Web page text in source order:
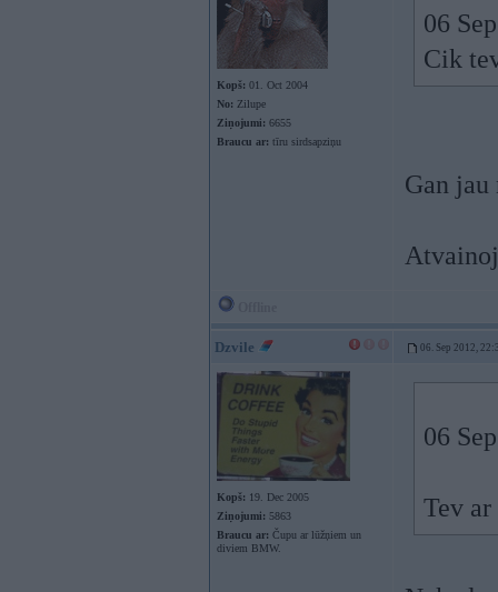
Kopš: 01. Oct 2004
No: Zilupe
Ziņojumi: 6655
Braucu ar: tīru sirdsapziņu
06
Cik
Gan
Dzvile 06. Sep 2012,
Kopš: 19. Dec 2005
Ziņojumi: 5863
Braucu ar: Čupu ar lūžņiem un
diviem BMW.
06
Tev